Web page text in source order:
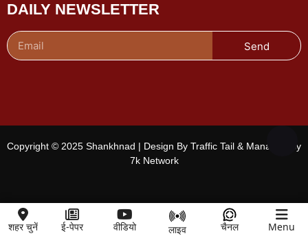
DAILY NEWSLETTER
Send
Copyright © 2025 Shankhnad | Design By Traffic Tail & Managed By
7k Network
शहर चुनें ई-पेपर वीडियो लाइव चैनल Menu